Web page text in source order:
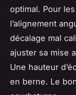
optimal. Pour
l’alignement
décalage mal
ajuster sa mise
Une hauteur
en berne. Le